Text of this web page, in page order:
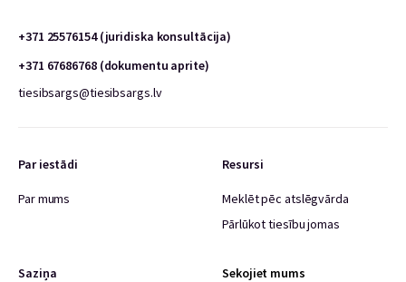
+371 25576154 (juridiska konsultācija)
+371 67686768 (dokumentu aprite)
tiesibsargs@tiesibsargs.lv
Par iestādi
Par mums
Resursi
Meklēt pēc atslēgvārda
Pārlūkot tiesību jomas
Saziņa Sekojiet mums